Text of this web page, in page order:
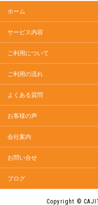
ホーム
サービス内容
ご利用について
ご利用の流れ
よくある質問
お客様の声
会社案内
お問い合せ
ブログ
Copyright ©